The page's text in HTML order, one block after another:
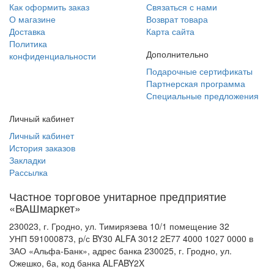
Как оформить заказ
О магазине
Доставка
Политика
конфиденциальности
Связаться с нами
Возврат товара
Карта сайта
Дополнительно
Подарочные сертификаты
Партнерская программа
Специальные предложения
Личный кабинет
Личный кабинет
История заказов
Закладки
Рассылка
Частное торговое унитарное предприятие
«ВАШмаркет»
230023, г. Гродно, ул. Тимирязева 10/1 помещение 32
УНП 591000873, р/с BY30 ALFA 3012 2E77 4000 1027 0000 в
ЗАО «Альфа-Банк», адрес банка 230025, г. Гродно, ул.
Ожешко, 6а, код банка ALFABY2X